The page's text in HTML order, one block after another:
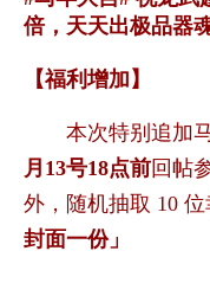
倍，天天出极品器
【福利增加】
本次特别追加
月13号18点前回帖
外，随机抽取 10
封面一份」